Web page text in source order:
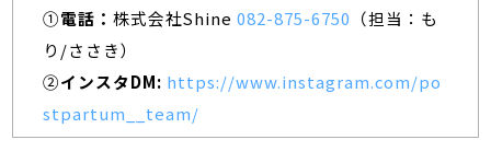
①電話： 株式会社Shine 082-875-6750 （担当：も
り/ささき）
②インスタDM: https://www.instagram.com/po
stpartum__team/